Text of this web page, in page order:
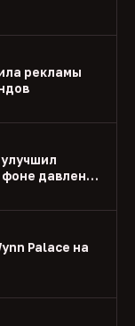
рекламы
давления
Palace на